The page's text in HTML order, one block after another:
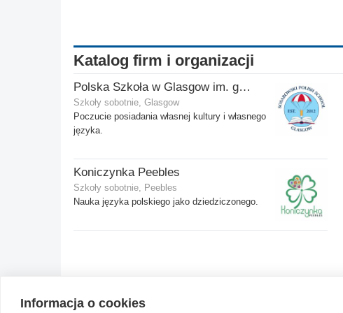
Informacja o cookies
Katalog firm i organizacji
Polska Szkoła w Glasgow im. gen. Stanisława Sosabowskiego
Szkoły sobotnie, Glasgow
Poczucie posiadania własnej kultury i własnego
języka.
Koniczynka Peebles
Szkoły sobotnie, Peebles
Nauka języka polskiego jako dziedziczonego.
© 2004-2026 Emito.net